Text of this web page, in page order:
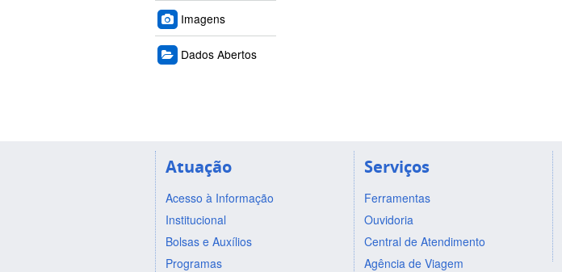
Imagens
Dados Abertos
Atuação
Acesso à Informação
Institucional
Bolsas e Auxílios
Programas
Serviços
Ferramentas
Ouvidoria
Central de Atendimento
Agência de Viagem